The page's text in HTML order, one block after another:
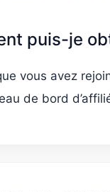
puis-je
vous avez
de bord